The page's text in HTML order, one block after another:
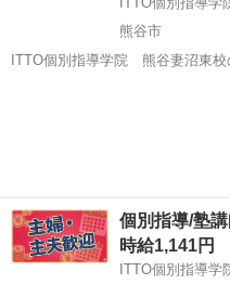
熊谷市
ITTO個別指導学院 熊谷妻沼東
個別指導/塾
時給1,141円
ITTO個別指導